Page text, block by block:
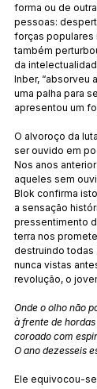
forma ou de
pessoas:
forças populares
também
da
Inber, “absorveu
uma palha para
apresentou um
O alvoroço da
ser ouvido em
Nos anos
aqueles sem
Blok confirma
a sensação
pressentimento
terra nos
destruindo todas
nunca vistas
revolução, o
Onde o olho não
à frente de
coroado com
O ano dezesseis
Ele equivocou-